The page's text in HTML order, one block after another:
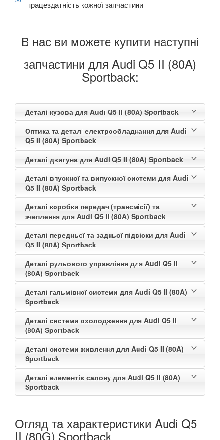
Q7 II (4M)
BMW keyboard_arrow_down
CITROEN keyboard_arrow_down
FIAT
FORD keyboard_arrow_down
HONDA keyboard_arrow_down
HYUNDAI
JAGUAR keyboard_arrow_down
JEEP keyboard_arrow_down
KIA
LANCIA
LAND ROVER keyboard_arrow_down
LEXUS keyboard_arrow_down
MG
MASERATI keyboard_arrow_down
MERCEDES-BENZ keyboard_arrow_down
працездатність кожної запчастини
В нас ви можете купити наступні
запчастини для Audi Q5 II (80A)
Sportback:
Деталі кузова для Audi Q5 II (80A) Sportback
Оптика та деталі електрообладнання для Audi
Q5 II (80A) Sportback
Деталі двигуна для Audi Q5 II (80A) Sportback
Деталі впускної та випускної системи для Audi
Q5 II (80A) Sportback
Деталі коробки передач (трансмісії) та
зчеплення для Audi Q5 II (80A) Sportback
Деталі передньої та задньої підвіски для Audi
Q5 II (80A) Sportback
Деталі рульового управління для Audi Q5 II
(80A) Sportback
Деталі гальмівної системи для Audi Q5 II (80A)
Sportback
Деталі системи охолодження для Audi Q5 II
(80A) Sportback
Деталі системи живлення для Audi Q5 II (80A)
Sportback
Деталі елементів салону для Audi Q5 II (80A)
Sportback
Огляд та характеристики Audi Q5
II (80G) Sportback